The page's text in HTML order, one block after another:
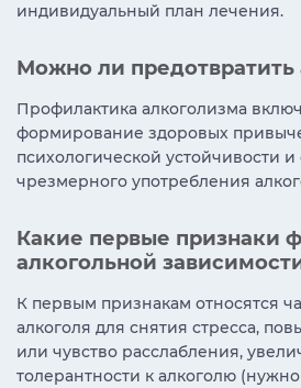
индивидуальный план лечения.
Можно ли предотвратить
Профилактика алкоголизма
формирование здоровых
психологической устойчивости
чрезмерного употребления
Какие первые признаки
алкогольной
К первым признакам относятся
алкоголя для снятия стресса,
или чувство расслабления,
толерантности к алкоголю